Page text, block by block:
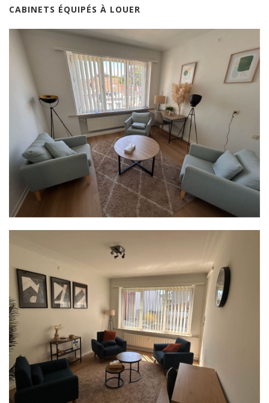
CABINETS ÉQUIPÉS À LOUER